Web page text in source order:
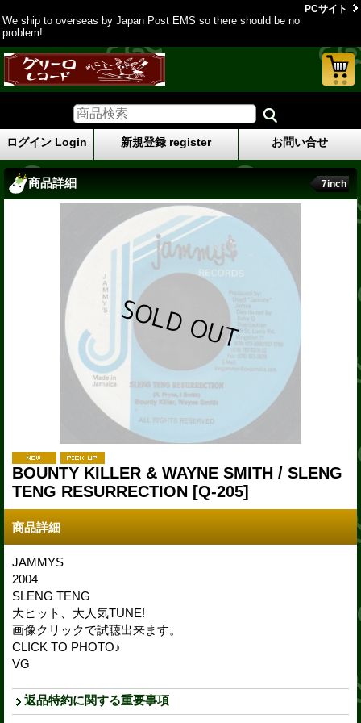
We ship to overseas by Japan Post EMS so there should be no
problem!
PCサイト
ログイン Login 新規登録 register お問い合せ
商品詳細 7inch
BOUNTY KILLER & WAYNE SMITH / SLENG
TENG RESURRECTION [Q-205]
商品詳細
JAMMYS
2004
SLENG TENG
大ヒット、大人気TUNE!
画像クリックで試聴出来ます。
CLICK TO PHOTO♪
VG
返品特約に関する重要事項